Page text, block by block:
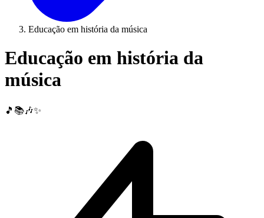
Educação em história da música
Educação em história da
música
🎵📚🎶✨